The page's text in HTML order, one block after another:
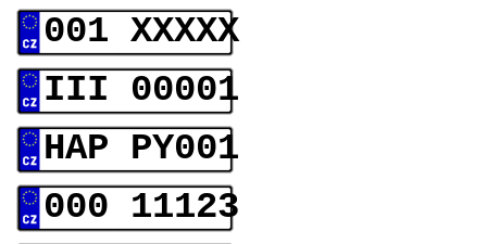
001 XXXXX
III 00001
HAP PY001
000 11123